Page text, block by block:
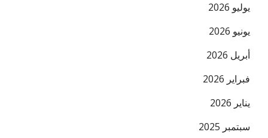
يوليو 2026
يونيو 2026
أبريل 2026
فبراير 2026
يناير 2026
سبتمبر 2025